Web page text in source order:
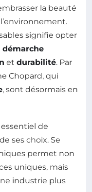
la beauté
signifie opter
démarche
et durabilité. Par
Chopard, qui
, sont désormais en
de
ses choix. Se
permet non
uniques, mais
industrie plus